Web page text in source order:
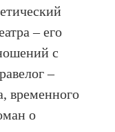
– его
с
–
временного
о